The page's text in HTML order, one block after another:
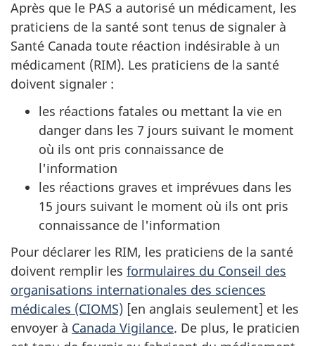
Après que le PAS a autorisé un médicament, les
praticiens de la santé sont tenus de signaler à
Santé Canada toute réaction indésirable à un
médicament (RIM). Les praticiens de la santé
doivent signaler :
les réactions fatales ou mettant la vie en
danger dans les 7 jours suivant le moment
où ils ont pris connaissance de
l'information
les réactions graves et imprévues dans les
15 jours suivant le moment où ils ont pris
connaissance de l'information
Pour déclarer les RIM, les praticiens de la santé
doivent remplir les formulaires du Conseil des
organisations internationales des sciences
médicales (CIOMS) [en anglais seulement] et les
envoyer à Canada Vigilance. De plus, le praticien